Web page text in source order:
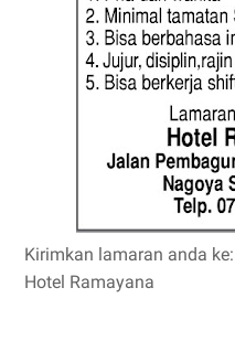
Kirimkan lamaran anda ke:
Hotel Ramayana